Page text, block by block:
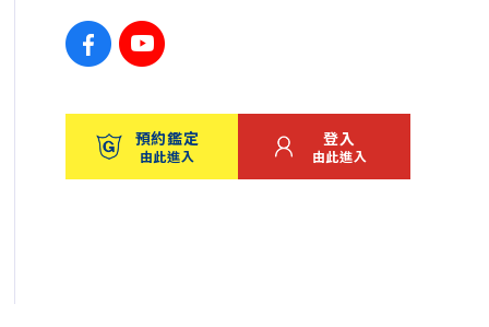
預約鑑定
由此進入
登入
由此進入